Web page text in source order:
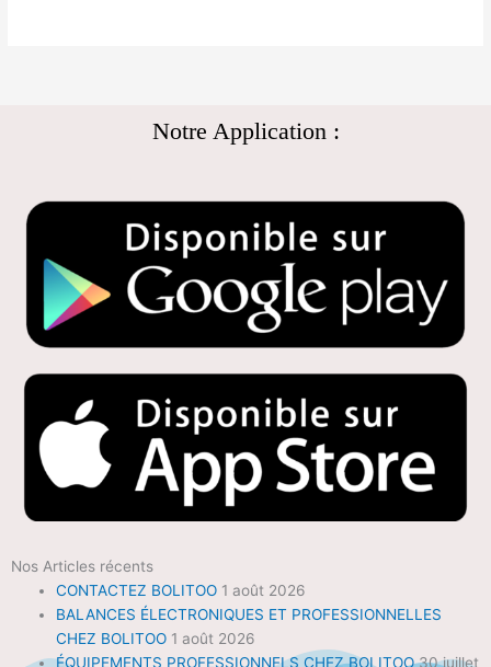
Notre Application :
Nos Articles récents
CONTACTEZ BOLITOO 1 août 2026
BALANCES ÉLECTRONIQUES ET PROFESSIONNELLES
CHEZ BOLITOO 1 août 2026
ÉQUIPEMENTS PROFESSIONNELS CHEZ BOLITOO 30 juillet